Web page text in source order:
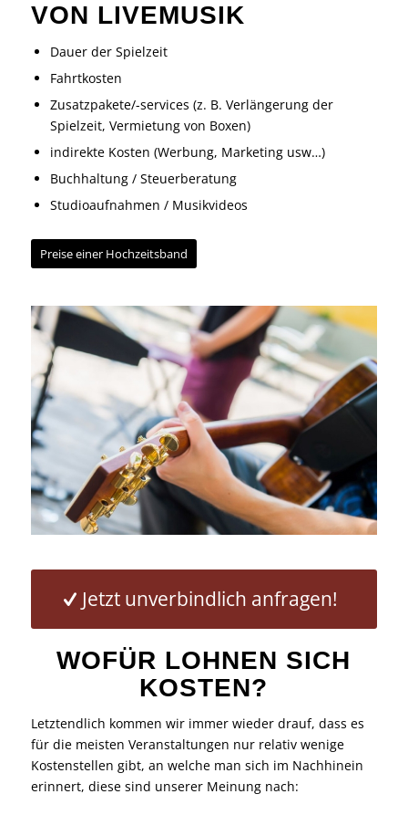
VON LIVEMUSIK
Dauer der Spielzeit
Fahrtkosten
Zusatzpakete/-services (z. B. Verlängerung der
Spielzeit, Vermietung von Boxen)
indirekte Kosten (Werbung, Marketing usw…)
Buchhaltung / Steuerberatung
Studioaufnahmen / Musikvideos
Preise einer Hochzeitsband
Jetzt unverbindlich anfragen!
WOFÜR LOHNEN SICH
KOSTEN?
Letztendlich kommen wir immer wieder drauf, dass es
für die meisten Veranstaltungen nur relativ wenige
Kostenstellen gibt, an welche man sich im Nachhinein
erinnert, diese sind unserer Meinung nach: